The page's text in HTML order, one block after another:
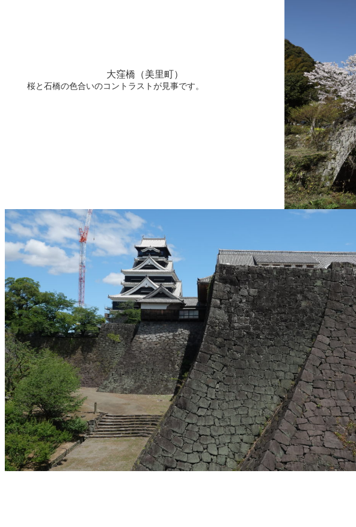
大窪橋（美里町）
桜と石橋の色合いのコントラストが見事です。